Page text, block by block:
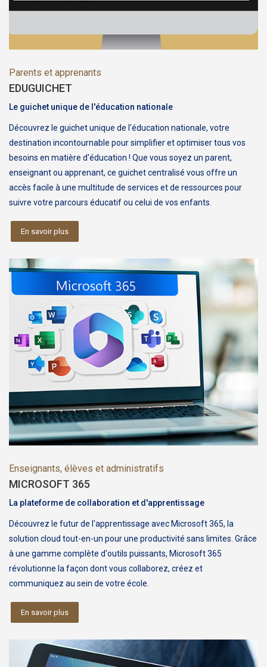
Parents et apprenants
EDUGUICHET
Le guichet unique de l'éducation nationale
Découvrez le guichet unique de l'éducation nationale, votre
destination incontournable pour simplifier et optimiser tous vos
besoins en matière d'éducation ! Que vous soyez un parent,
enseignant ou apprenant, ce guichet centralisé vous offre un
accès facile à une multitude de services et de ressources pour
suivre votre parcours éducatif ou celui de vos enfants.
En savoir plus
Enseignants, élèves et administratifs
MICROSOFT 365
La plateforme de collaboration et d'apprentissage
Découvrez le futur de l'apprentissage avec Microsoft 365, la
solution cloud tout-en-un pour une productivité sans limites. Grâce
à une gamme complète d'outils puissants, Microsoft 365
révolutionne la façon dont vous collaborez, créez et
communiquez au sein de votre école.
En savoir plus